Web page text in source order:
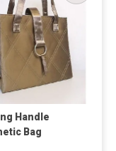
Handle
Bag